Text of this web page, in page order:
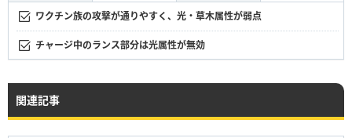
ワクチン族の攻撃が通りやすく、光・草木属性が弱点
チャージ中のランス部分は光属性が無効
関連記事